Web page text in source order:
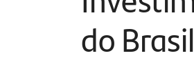
do